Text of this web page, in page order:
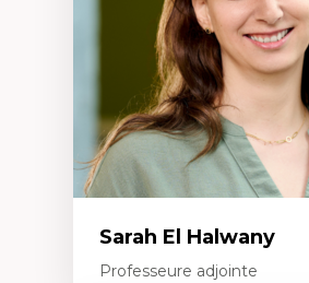
les auditoires médiatiques
Épistémologie des techniques
numérique et l’IA
Théorie des droits de la
La pensée politique
La pensée politique à l’ère
Justice internationale et
internationales
Sarah El Halwany
Professeure adjointe